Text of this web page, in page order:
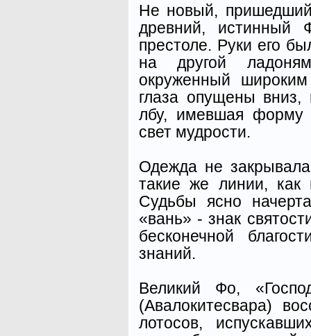
Не новый,
древний, истинный
престоле. Руки его
на другой
окруженный
глаза опущены вниз,
лбу, имевшая форму
свет мудрости.
Одежда не
такие же линии, как
Судьбы ясно
«вань» - знак
бесконечной
знаний.
Великий Фо,
(Авалокитесвара)
лотосов,